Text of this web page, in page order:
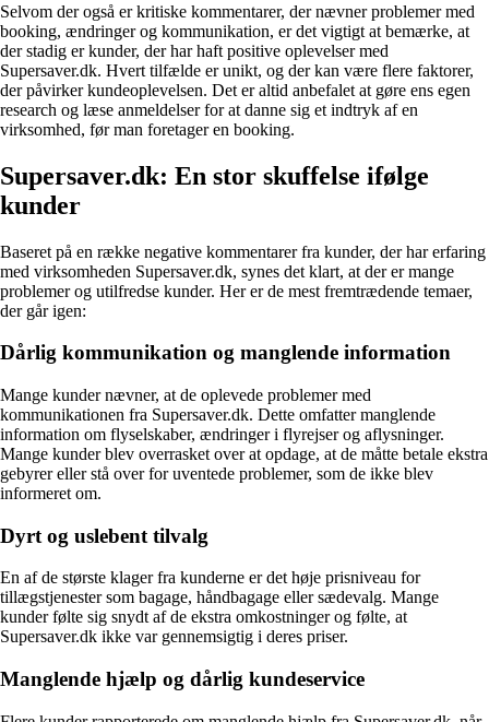
Selvom der også er kritiske kommentarer, der nævner problemer med
booking, ændringer og kommunikation, er det vigtigt at bemærke, at
der stadig er kunder, der har haft positive oplevelser med
Supersaver.dk. Hvert tilfælde er unikt, og der kan være flere faktorer,
der påvirker kundeoplevelsen. Det er altid anbefalet at gøre ens egen
research og læse anmeldelser for at danne sig et indtryk af en
virksomhed, før man foretager en booking.
Supersaver.dk: En stor skuffelse ifølge
kunder
Baseret på en række negative kommentarer fra kunder, der har erfaring
med virksomheden Supersaver.dk, synes det klart, at der er mange
problemer og utilfredse kunder. Her er de mest fremtrædende temaer,
der går igen:
Dårlig kommunikation og manglende information
Mange kunder nævner, at de oplevede problemer med
kommunikationen fra Supersaver.dk. Dette omfatter manglende
information om flyselskaber, ændringer i flyrejser og aflysninger.
Mange kunder blev overrasket over at opdage, at de måtte betale ekstra
gebyrer eller stå over for uventede problemer, som de ikke blev
informeret om.
Dyrt og uslebent tilvalg
En af de største klager fra kunderne er det høje prisniveau for
tillægstjenester som bagage, håndbagage eller sædevalg. Mange
kunder følte sig snydt af de ekstra omkostninger og følte, at
Supersaver.dk ikke var gennemsigtig i deres priser.
Manglende hjælp og dårlig kundeservice